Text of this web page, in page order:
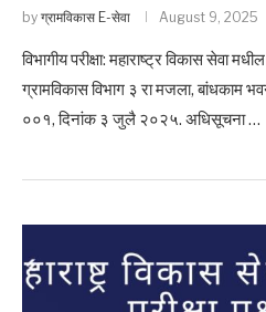
by ग्रामविकास E-सेवा August 9, 2025
विभागीय परीक्षा: महाराष्ट्र विकास सेवा
ग्रामविकास विभाग ३ रा मजला, बांधकाम
००१, दिनांक ३ जुलै २०२५. अधिसूचना …